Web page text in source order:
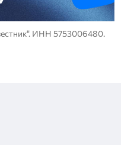
ИНН 5753006480.